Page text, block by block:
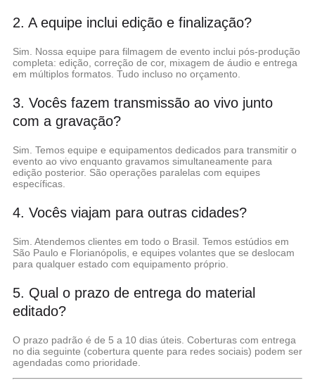
2. A equipe inclui edição e finalização?
Sim. Nossa equipe para filmagem de evento inclui pós-produção
completa: edição, correção de cor, mixagem de áudio e entrega
em múltiplos formatos. Tudo incluso no orçamento.
3. Vocês fazem transmissão ao vivo junto
com a gravação?
Sim. Temos equipe e equipamentos dedicados para transmitir o
evento ao vivo enquanto gravamos simultaneamente para
edição posterior. São operações paralelas com equipes
específicas.
4. Vocês viajam para outras cidades?
Sim. Atendemos clientes em todo o Brasil. Temos estúdios em
São Paulo e Florianópolis, e equipes volantes que se deslocam
para qualquer estado com equipamento próprio.
5. Qual o prazo de entrega do material
editado?
O prazo padrão é de 5 a 10 dias úteis. Coberturas com entrega
no dia seguinte (cobertura quente para redes sociais) podem ser
agendadas como prioridade.